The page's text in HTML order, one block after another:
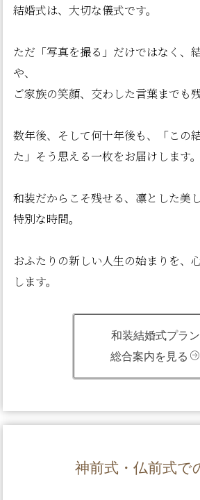
結婚式は、大切な儀式です。
ただ「写真を撮る」だけではなく、
や、
ご家族の笑顔、交わした言葉までも
数年後、そして何十年後も、「この
た」そう思える一枚をお届けします。
和装だからこそ残せる、凛とした美
特別な時間。
おふたりの新しい人生の始まりを、
します。
和装結婚式プラン
総合案内を見る
神前式・仏前式で